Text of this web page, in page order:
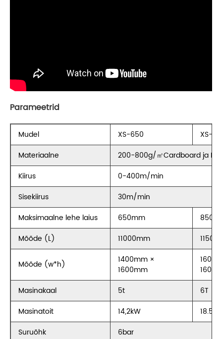
Parameetrid
Mudel XS-650
XS-
Materiaalne
200-800g/㎡Cardboard ja N/
Kiirus
0-400m/min
Sisekiirus
30m/min
Maksimaalne lehe laius
650mm
Mõõde (L)
11000mm
Mõõde (w*h)
1400mm ×
1600mm
Masinakaal
5t
6T
Masinatoit
14,2kW
Suruõhk
6bar